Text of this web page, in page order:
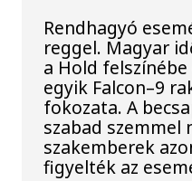
Rendhagyó
reggel. Magyar
a Hold
egyik Falcon–9
fokozata. A
szabad
szakemberek
figyelték az